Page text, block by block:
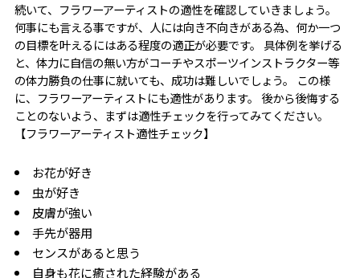
続いて、フラワーアーティストの適性を確認していきましょう。
何事にも言える事ですが、人には向き不向きがある為、何か一つ
の目標を叶えるにはある程度の適正が必要です。 具体例を挙げる
と、体力に自信の無い方がコーチやスポーツインストラクター等
の体力勝負の仕事に就いても、成功は難しいでしょう。 この様
に、フラワーアーティストにも適性があります。 後から後悔する
ことのないよう、まずは適性チェックを行ってみてください。
【フラワーアーティスト適性チェック】
お花が好き
虫が好き
皮膚が強い
手先が器用
センスがあると思う
自身も花に癒された経験がある